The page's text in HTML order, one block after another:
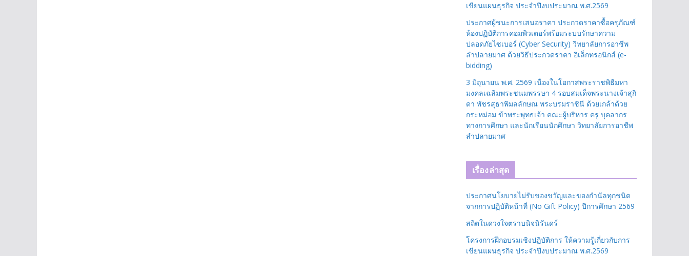
เขียนแผนธุรกิจ ประจำปีงบประมาณ พ.ศ.2569
ประกาศผู้ชนะการเสนอราคา ประกวดราคาซื้อครุภัณฑ์
ห้องปฏิบัติการคอมพิวเตอร์พร้อมระบบรักษาความ
ปลอดภัยไซเบอร์ (Cyber Security) วิทยาลัยการอาชีพ
ลำปลายมาศ ด้วยวิธีประกวดราคา อิเล็กทรอนิกส์ (e-
bidding)
3 มิถุนายน พ.ศ. 2569 เนื่องในโอกาสพระราชพิธีมหา
มงคลเฉลิมพระชนมพรรษา 4 รอบสมเด็จพระนางเจ้าสุกิ
ดา พัชรสุธาพิมลลักษณ พระบรมราชินี ด้วยเกล้าด้วย
กระหม่อม ข้าพระพุทธเจ้า คณะผู้บริหาร ครู บุคลากร
ทางการศึกษา และนักเรียนนักศึกษา วิทยาลัยการอาชีพ
ลำปลายมาศ
เรื่องล่าสุด
ประกาศนโยบายไม่รับของขวัญและของกำนัลทุกชนิด
จากการปฏิบัติหน้าที่ (No Gift Policy) ปีการศึกษา 2569
สถิตในดวงใจตราบนิจนิรันดร์
โครงการฝึกอบรมเชิงปฏิบัติการ ให้ความรู้เกี่ยวกับการ
เขียนแผนธุรกิจ ประจำปีงบประมาณ พ.ศ.2569